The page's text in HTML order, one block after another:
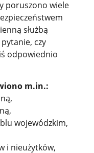
poruszono wiele
służbą
czy
odpowiednio
m.in.:
wojewódzkim,
i nieużytków,